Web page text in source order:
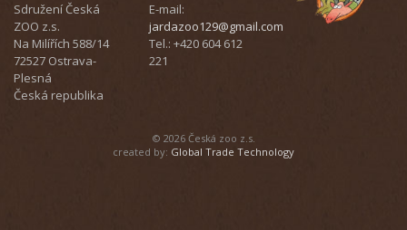
Sdružení Česká
ZOO z.s.
Na Milířích 588/14
72527 Ostrava-
Plesná
Česká republika
E-mail:
jardazoo129@gmail.com
Tel.: +420 604 612
221
© 2026 Česká zoo z.s.
created by: Global Trade Technology